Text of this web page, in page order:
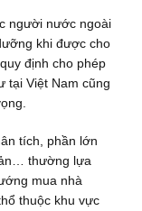
người nước ngoài
khi được cho
định cho phép
tại Việt Nam cũng
tích, phần lớn
thường lựa
mua nhà
thuộc khu vực